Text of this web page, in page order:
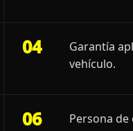
04
Garantía
vehículo.
06 Persona